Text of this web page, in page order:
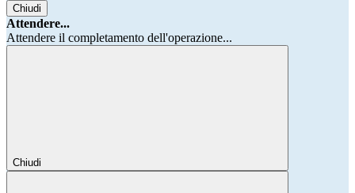
Chiudi
Attendere...
Attendere il completamento dell'operazione...
Chiudi